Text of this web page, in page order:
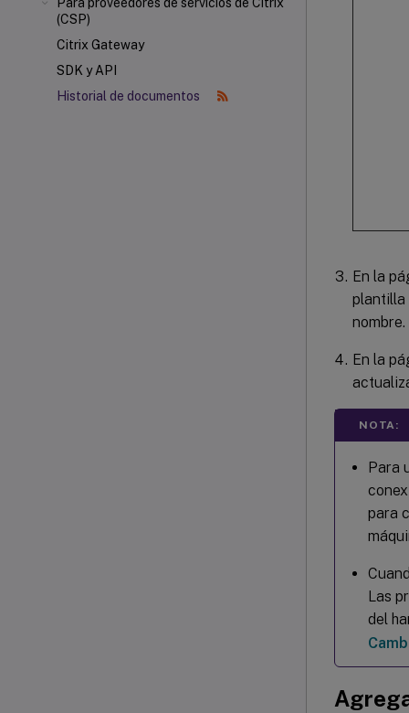
(CSP)
Citrix Gateway
SDK y API
Historial de documentos
En la
plantilla
nombre.
En la
NOTA:
Para
para
Las
del